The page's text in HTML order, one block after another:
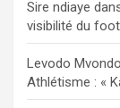
Sire ndiaye
visibilité du
Levodo
Athlétisme : «